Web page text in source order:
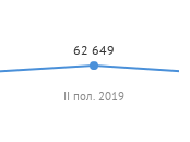
62 649
II пол. 2019